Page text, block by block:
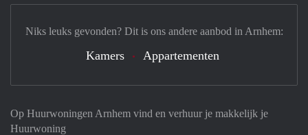
Op Huurwoningen Arnhem vind en verhuur je makkelijk je
Huurwoning
Niks leuks gevonden? Dit is ons andere aanbod in Arnhem:
Kamers Appartementen